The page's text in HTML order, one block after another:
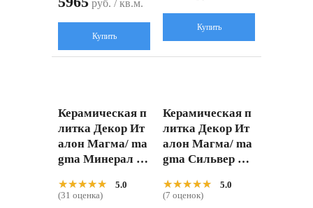
руб. / кв.м.
Купить
Купить
Керамическая п
литка Декор Ит
алон Магма/ ma
gma Минерал Бр
250 Бежевый 27
x78
★★★★★
★★★★★
5.0
(31 оценка)
Керамическая п
литка Декор Ит
алон Магма/ ma
gma Сильвер Бр
251 Серый 27x78
★★★★★
★★★★★
5.0
(7 оценок)